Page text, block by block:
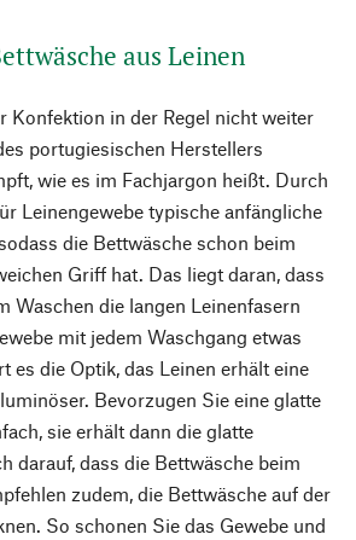
aus Leinen
Konfektion in der Regel nicht weiter
portugiesischen Herstellers
wie es im Fachjargon heißt. Durch
Leinengewebe typische anfängliche
die Bettwäsche schon beim
Griff hat. Das liegt daran, dass
Waschen die langen Leinenfasern
mit jedem Waschgang etwas
es die Optik, das Leinen erhält eine
Bevorzugen Sie eine glatte
sie erhält dann die glatte
darauf, dass die Bettwäsche beim
zudem, die Bettwäsche auf der
So schonen Sie das Gewebe und